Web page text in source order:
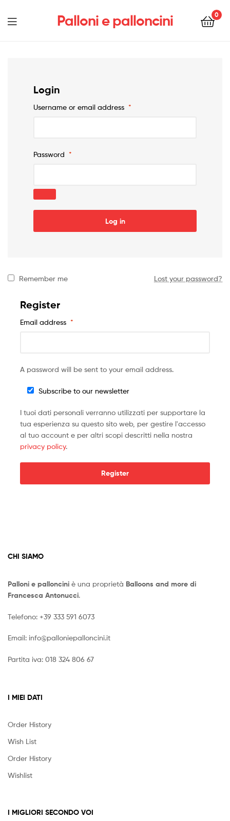
Palloni e palloncini 0
Menu
Login
Username or email address *
Password *
Log in
Remember me Lost your password?
Register
Email address *
A password will be sent to your email address.
Subscribe to our newsletter
I tuoi dati personali verranno utilizzati per supportare la
tua esperienza su questo sito web, per gestire l'accesso
al tuo account e per altri scopi descritti nella nostra
privacy policy.
Register
CHI SIAMO
Palloni e palloncini è una proprietà Balloons and more di
Francesca Antonucci.
Telefono: +39 333 591 6073
Email: info@palloniepalloncini.it
Partita iva: 018 324 806 67
I MIEI DATI
Order History
Wish List
Order History
Wishlist
I MIGLIORI SECONDO VOI